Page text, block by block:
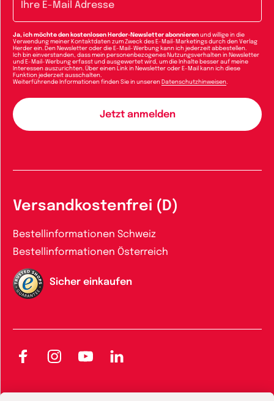
Ja, ich möchte den kostenlosen Herder-Newsletter abonnieren und willige in die
Verwendung meiner Kontaktdaten zum Zweck des E-Mail-Marketings durch den Verlag
Herder ein. Den Newsletter oder die E-Mail-Werbung kann ich jederzeit abbestellen.
Ich bin einverstanden, dass mein personenbezogenes Nutzungsverhalten in Newsletter
und E-Mail-Werbung erfasst und ausgewertet wird, um die Inhalte besser auf meine
Interessen auszurichten. Über einen Link in Newsletter oder E-Mail kann ich diese
Funktion jederzeit ausschalten.
Weiterführende Informationen finden Sie in unseren Datenschutzhinweisen.
Versandkostenfrei (D)
Bestellinformationen Schweiz
Bestellinformationen Österreich
Sicher einkaufen
FacebookInstagramYouTubeLinkedIn